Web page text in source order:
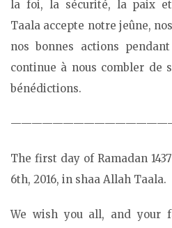
la foi, la sécurité, la paix et
Taala accepte notre jeûne,
nos bonnes actions
continue à nous combler de
bénédictions.
The first day of Ramadan
6th, 2016, in shaa Allah Taala.
We wish you all, and your